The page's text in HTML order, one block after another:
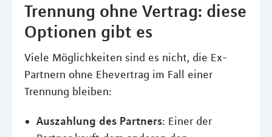
Trennung ohne Vertrag: diese
Optionen gibt es
Viele Möglichkeiten sind es nicht, die Ex-
Partnern ohne Ehevertrag im Fall einer
Trennung bleiben:
Auszahlung des Partners: Einer der